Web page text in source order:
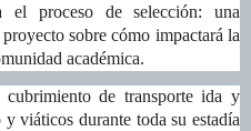
el proceso de selección: una
sobre cómo impactará la
académica.
cubrimiento de transporte ida y
viáticos durante toda su estadía